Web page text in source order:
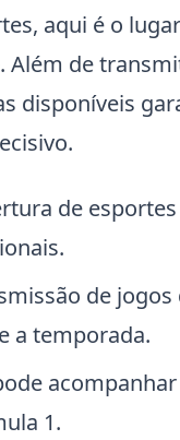
aqui é o
Além de
disponíveis
de
de
a temporada.
1.